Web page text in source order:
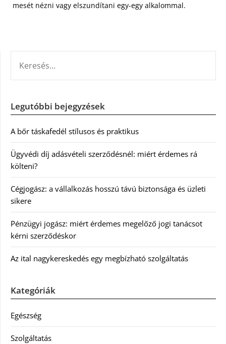
mesét nézni vagy elszundítani egy-egy alkalommal.
Legutóbbi bejegyzések
A bőr táskafedél stílusos és praktikus
Ügyvédi díj adásvételi szerződésnél: miért érdemes rá
költeni?
Cégjogász: a vállalkozás hosszú távú biztonsága és üzleti
sikere
Pénzügyi jogász: miért érdemes megelőző jogi tanácsot
kérni szerződéskor
Az ital nagykereskedés egy megbízható szolgáltatás
Kategóriák
Egészség
Szolgáltatás